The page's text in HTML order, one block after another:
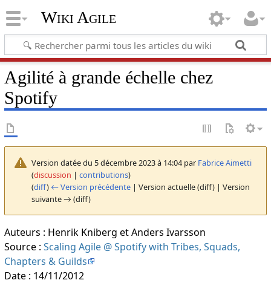
Wiki Agile
Agilité à grande échelle chez
Spotify
Version datée du 5 décembre 2023 à 14:04 par Fabrice Aimetti
(discussion | contributions)
(diff) ← Version précédente| Version actuelle (diff) | Version
suivante → (diff)
Auteurs : Henrik Kniberg et Anders Ivarsson
Source : Scaling Agile @ Spotify with Tribes, Squads,
Chapters & Guilds
Date : 14/11/2012